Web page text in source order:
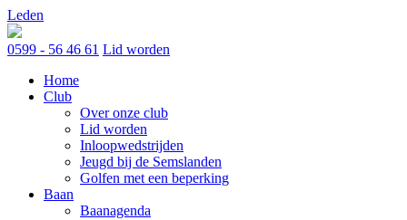
Skip
to
content
Leden
0599 - 56 46 61 Lid worden
Home
Club
Over onze club
Lid worden
Inloopwedstrijden
Jeugd bij de Semslanden
Golfen met een beperking
Baan
Baanagenda